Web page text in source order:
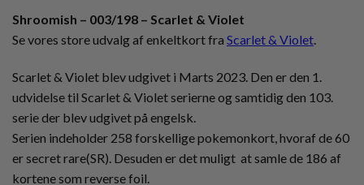
Shroomish – 003/198 – Scarlet & Violet
Se vores store udvalg af enkeltkort fra Scarlet & Violet.
Scarlet & Violet blev udgivet i Marts 2023. Den er den 1.
udvidelse til Scarlet & Violet serierne og samtidig den 103.
serie der blev udgivet på engelsk.
Serien indeholder 258 forskellige pokemonkort, hvoraf de 60
er secret rare(SR). Desuden er det muligt at samle de 186 af
kortene som reverse foil.